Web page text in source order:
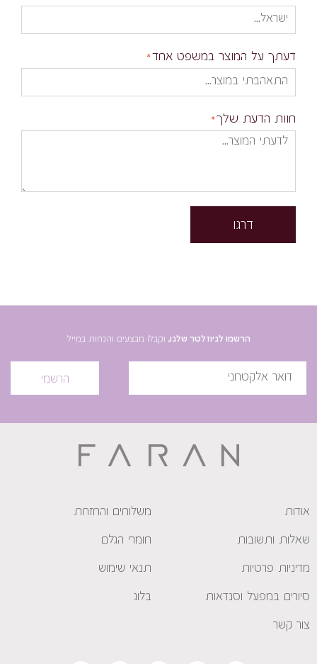
דעתך על המוצר במשפט אחד
חוות הדעת שלך
דרגו
הרשמו לניוזלטר שלנו, וקבלו מבצעים והנחות במייל
הרשמי
אודות משלוחים והחזרות
שאלות ותשובות חומרי הגלם
מדיניות פרטיות תנאי שימוש
סיורים במפעל וסנדאות בלוג
צור קשר